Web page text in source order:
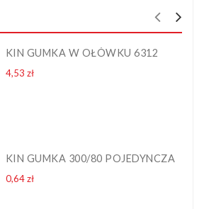
KIN GUMKA W OŁÓWKU 6312
4,53 złCena
KIN GUMKA 300/80 POJEDYNCZA
0,64 złCena